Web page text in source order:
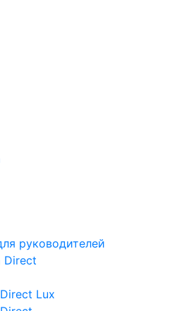
руководителей
Direct
Lux